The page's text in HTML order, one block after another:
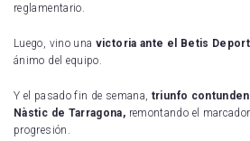
reglamentario.
Luego, vino una victoria ante el Betis
ánimo del equipo.
Y el pasado fin de semana, triunfo
Nàstic de Tarragona, remontando el
progresión.